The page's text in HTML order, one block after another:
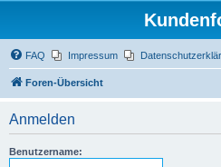
FAQ Impressum
Foren-Übersicht
Anmelden
Benutzername: